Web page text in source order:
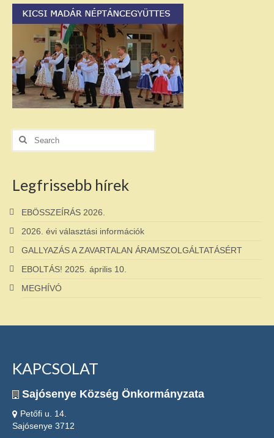
Search
Legfrissebb hírek
EBÖSSZEÍRÁS 2026.
2026. évi választási információk
GALLYAZÁS A ZAVARTALAN ÁRAMSZOLGÁLTATÁSÉRT
EBOLTÁS! 2025. április 10.
MEGHÍVÓ
KAPCSOLAT
Sajósenye Község Önkormányzata
Petőfi u. 14.
Sajósenye 3712